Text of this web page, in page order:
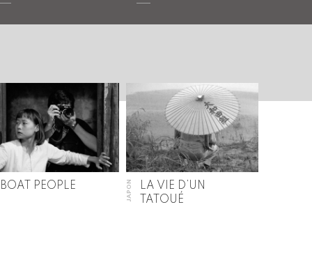
BOAT PEOPLE JAPON
LA VIE D’UN
TATOUÉ